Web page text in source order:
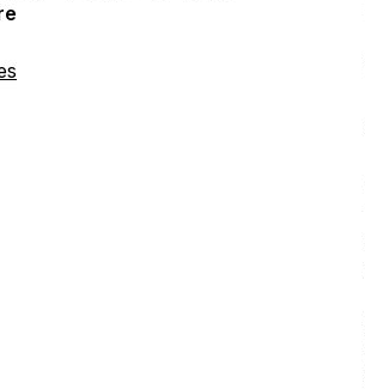
袖對話，一起探索當代關鍵
透過了解彼此的差異，重新